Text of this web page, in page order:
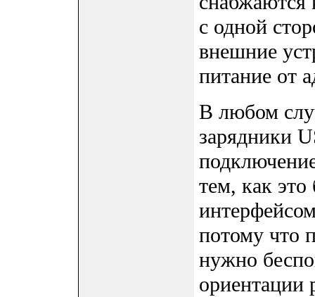
с одной
внешние
питание от
В любом
зарядники
тем, как
потому что
нужно
ориентации